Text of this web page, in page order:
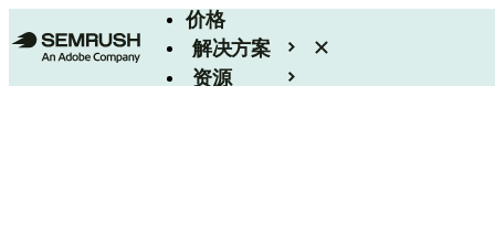
价格
解决方案
资源